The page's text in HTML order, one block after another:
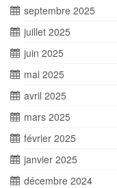
septembre 2025
juillet 2025
juin 2025
mai 2025
avril 2025
mars 2025
février 2025
janvier 2025
décembre 2024